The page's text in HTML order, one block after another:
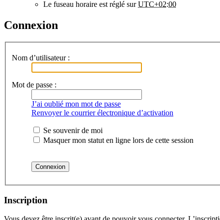
Le fuseau horaire est réglé surUTC+02:00
Connexion
Nom d’utilisateur :
Mot de passe :
J’ai oublié mon mot de passe
Renvoyer le courrier électronique d’activation
Se souvenir de moi
Masquer mon statut en ligne lors de cette session
Inscription